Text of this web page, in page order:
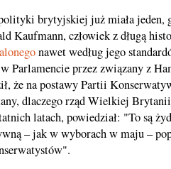
brytyjskiej już miała jeden,
Kaufmann, człowiek z długą
nawet według jego
Parlamencie przez związany z
że na postawy Partii
dlaczego rząd Wielkiej
latach, powiedział: "To są
– jak w wyborach w maju –